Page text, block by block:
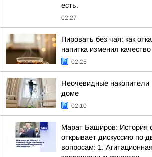
есть.
02:27
Пировать без чая: как
напитка изменил
02:25
Неочевидные
доме
02:10
Марат Баширов: История
открывает дискуссию по
вопросам: 1.